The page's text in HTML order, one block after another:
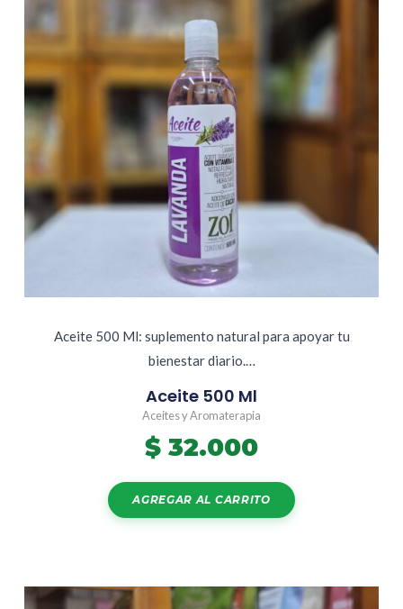
Aceite 500 Ml: suplemento natural para apoyar tu
bienestar diario.…
Aceite 500 Ml
Aceites y Aromaterapia
$ 32.000
AGREGAR AL CARRITO